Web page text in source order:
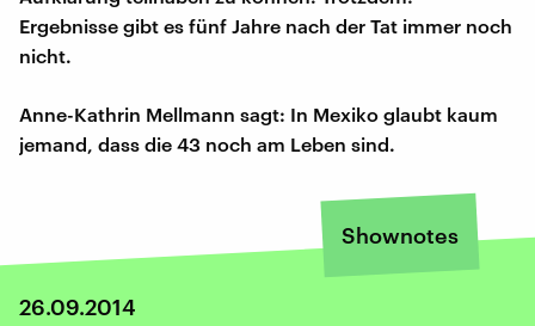
Ergebnisse gibt es fünf Jahre nach der Tat immer noch
nicht.
Anne-Kathrin Mellmann sagt: In Mexiko glaubt kaum
jemand, dass die 43 noch am Leben sind.
Shownotes
26.09.2014